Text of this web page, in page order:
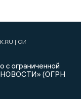
| СИ
с ограниченной
НОВОСТИ» (ОГРН